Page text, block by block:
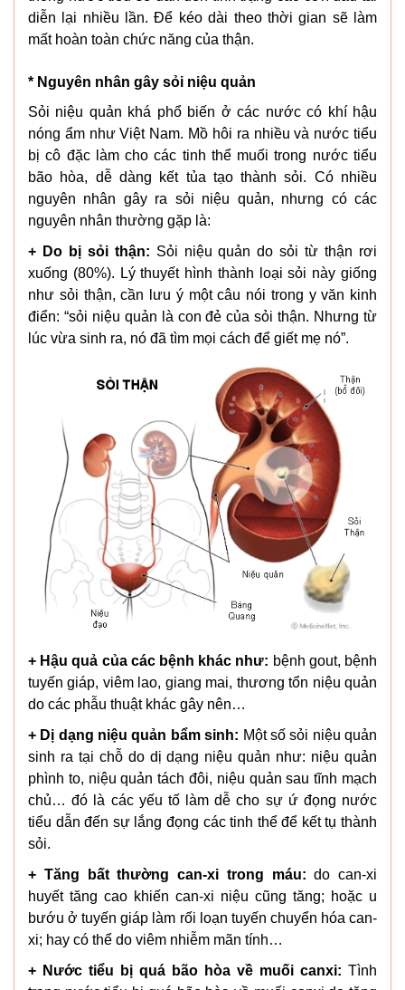
diễn lại nhiều lần. Để kéo dài theo thời gian sẽ làm
mất hoàn toàn chức năng của thận.
* Nguyên nhân gây sỏi niệu quản
Sỏi niệu quản khá phổ biến ở các nước có khí hậu
nóng ẩm như Việt Nam. Mồ hôi ra nhiều và nước tiểu
bị cô đặc làm cho các tinh thể muối trong nước tiểu
bão hòa, dễ dàng kết tủa tạo thành sỏi. Có nhiều
nguyên nhân gây ra sỏi niệu quản, nhưng có các
nguyên nhân thường gặp là:
+ Do bị sỏi thận: Sỏi niệu quản do sỏi từ thận rơi
xuống (80%). Lý thuyết hình thành loại sỏi này giống
như sỏi thận, cần lưu ý một câu nói trong y văn kinh
điển: “sỏi niệu quản là con đẻ của sỏi thận. Nhưng từ
lúc vừa sinh ra, nó đã tìm mọi cách để giết mẹ nó”.
+ Hậu quả của các bệnh khác như: bệnh gout, bệnh
tuyến giáp, viêm lao, giang mai, thương tổn niệu quản
do các phẫu thuật khác gây nên…
+ Dị dạng niệu quản bẩm sinh: Một số sỏi niệu quản
sinh ra tại chỗ do dị dạng niệu quản như: niệu quản
phình to, niệu quản tách đôi, niệu quản sau tĩnh mạch
chủ… đó là các yếu tố làm dễ cho sự ứ đọng nước
tiểu dẫn đến sự lắng đọng các tinh thể để kết tụ thành
sỏi.
+ Tăng bất thường can-xi trong máu:do can-xi
huyết tăng cao khiến can-xi niệu cũng tăng; hoặc u
bướu ở tuyến giáp làm rối loạn tuyến chuyển hóa can-
xi; hay có thể do viêm nhiễm mãn tính…
+ Nước tiểu bị quá bão hòa về muối canxi: Tình